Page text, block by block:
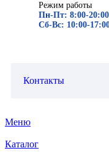
Режим работы
Пн-Пт: 8:00-20:00
Сб-Вс: 10:00-
Контакты
Меню
Каталог